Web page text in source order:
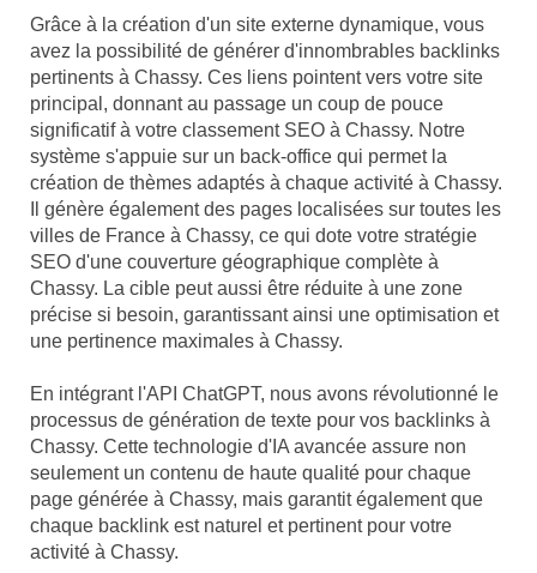
Grâce à la création d'un site externe dynamique, vous
avez la possibilité de générer d'innombrables backlinks
pertinents à Chassy. Ces liens pointent vers votre site
principal, donnant au passage un coup de pouce
significatif à votre classement SEO à Chassy. Notre
système s'appuie sur un back-office qui permet la
création de thèmes adaptés à chaque activité à Chassy.
Il génère également des pages localisées sur toutes les
villes de France à Chassy, ce qui dote votre stratégie
SEO d'une couverture géographique complète à
Chassy. La cible peut aussi être réduite à une zone
précise si besoin, garantissant ainsi une optimisation et
une pertinence maximales à Chassy.
En intégrant l'API ChatGPT, nous avons révolutionné le
processus de génération de texte pour vos backlinks à
Chassy. Cette technologie d'IA avancée assure non
seulement un contenu de haute qualité pour chaque
page générée à Chassy, mais garantit également que
chaque backlink est naturel et pertinent pour votre
activité à Chassy.